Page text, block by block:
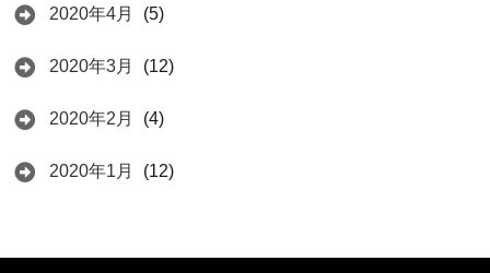
2020年4月 (5)
2020年3月 (12)
2020年2月 (4)
2020年1月 (12)